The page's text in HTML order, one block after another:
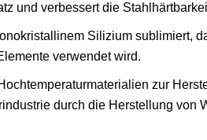
und verbessert die
Silizium sublimiert,
verwendet wird.
zur
durch die Herstellung von